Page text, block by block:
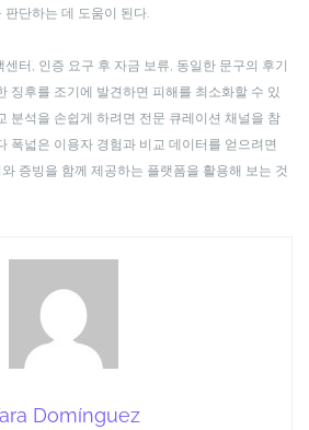
단하는 데 도움이 된다.
터, 인증 요구 후 자금 보류, 동일한 문구의 후기
징후를 조기에 발견하면 피해를 최소화할 수 있
분석을 손쉽게 하려면 전문 큐레이션 채널을 참
폭넓은 이용자 경험과 비교 데이터를 얻으려면
증빙을 함께 제공하는 플랫폼을 활용해 보는 것
Domínguez